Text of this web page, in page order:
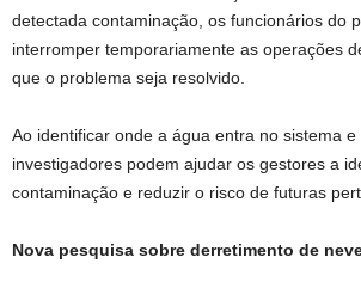
detectada contaminação, os funcionários do
interromper temporariamente as operações
que o problema seja resolvido.
Ao identificar onde a água entra no sistema
investigadores podem ajudar os gestores a
contaminação e reduzir o risco de futuras
Nova pesquisa sobre derretimento de